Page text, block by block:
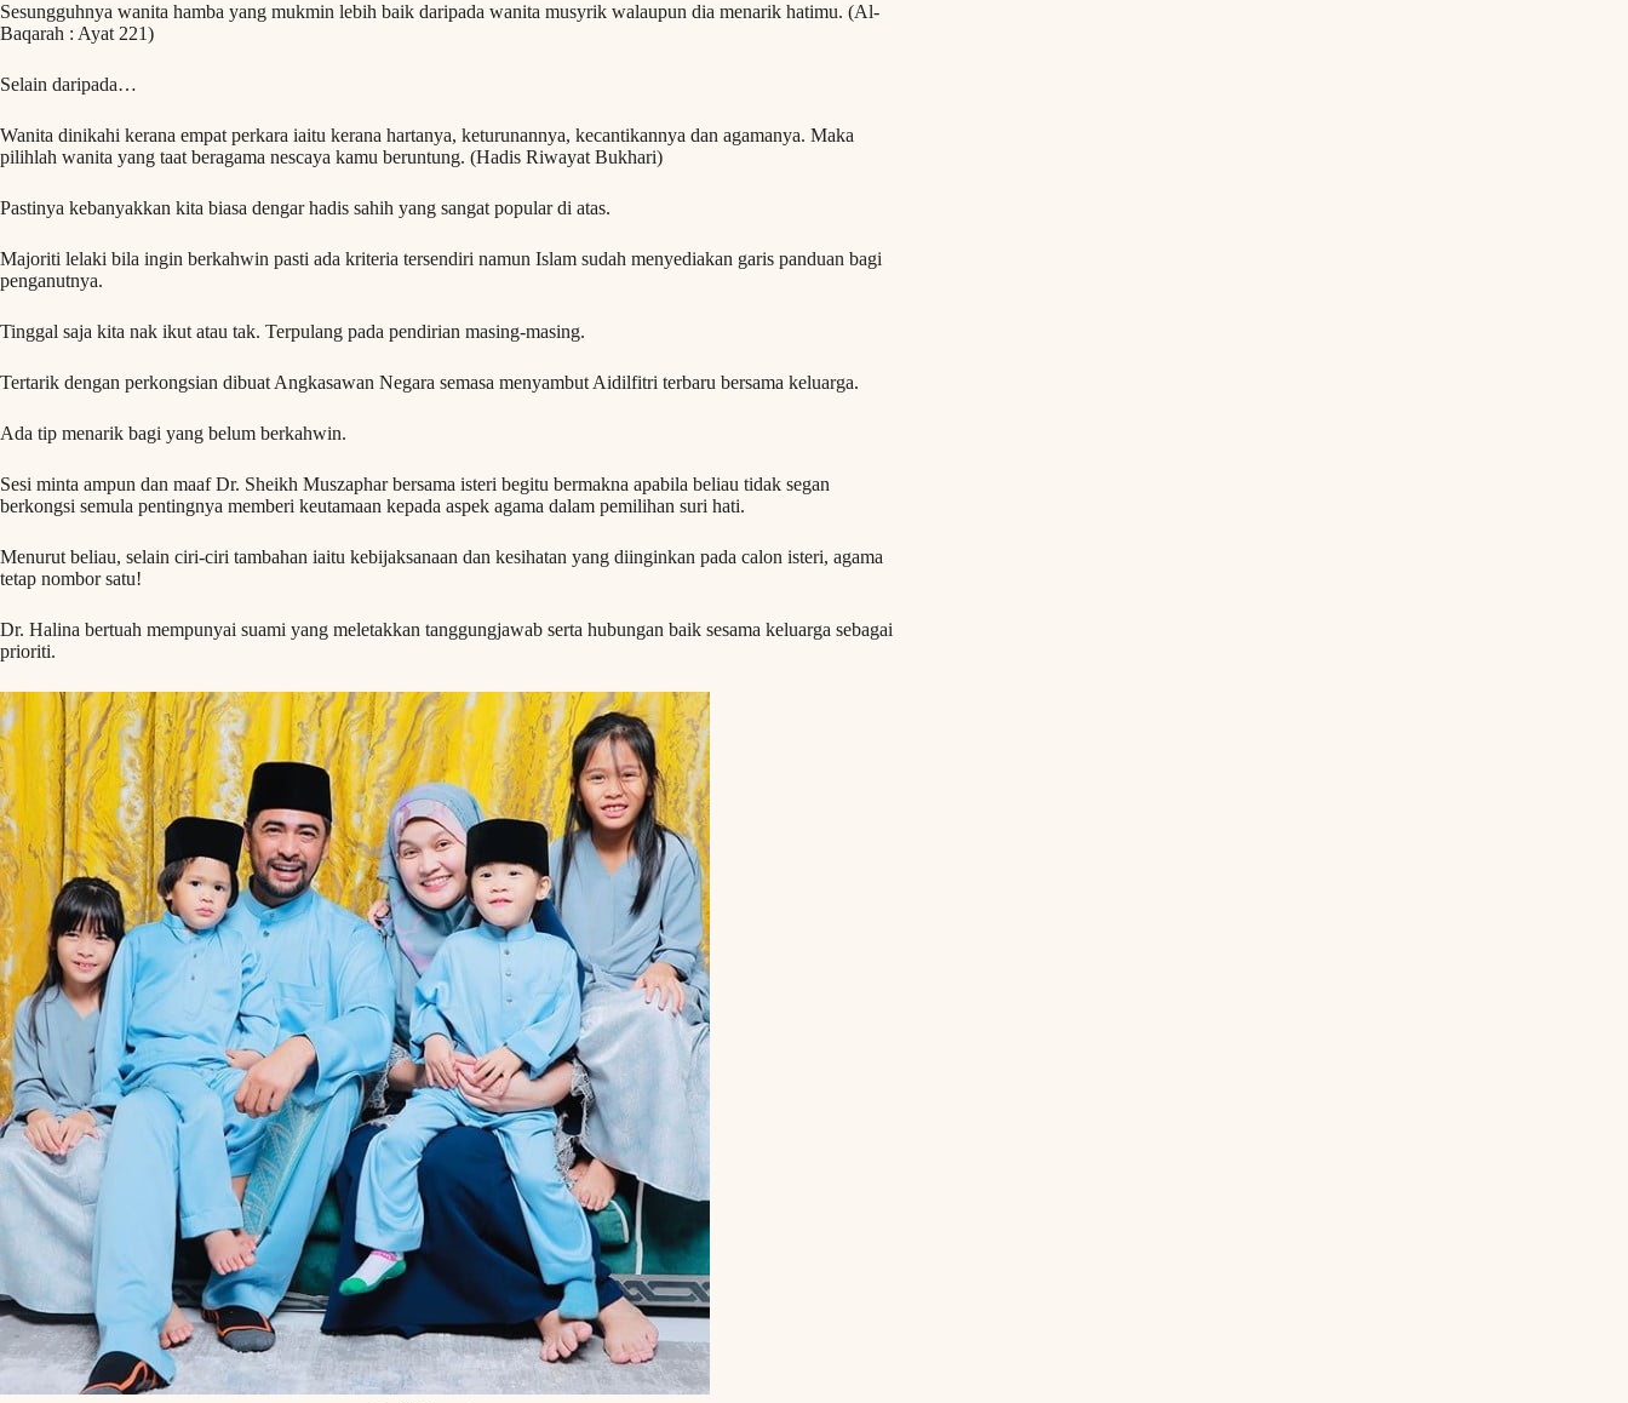
Sesungguhnya wanita hamba yang mukmin lebih baik daripada wanita musyrik walaupun dia menarik hatimu. (Al-
Baqarah : Ayat 221)
Selain daripada…
Wanita dinikahi kerana empat perkara iaitu kerana hartanya, keturunannya, kecantikannya dan agamanya. Maka
pilihlah wanita yang taat beragama nescaya kamu beruntung. (Hadis Riwayat Bukhari)
Pastinya kebanyakkan kita biasa dengar hadis sahih yang sangat popular di atas.
Majoriti lelaki bila ingin berkahwin pasti ada kriteria tersendiri namun Islam sudah menyediakan garis panduan bagi
penganutnya.
Tinggal saja kita nak ikut atau tak. Terpulang pada pendirian masing-masing.
Tertarik dengan perkongsian dibuat Angkasawan Negara semasa menyambut Aidilfitri terbaru bersama keluarga.
Ada tip menarik bagi yang belum berkahwin.
Sesi minta ampun dan maaf Dr. Sheikh Muszaphar bersama isteri begitu bermakna apabila beliau tidak segan
berkongsi semula pentingnya memberi keutamaan kepada aspek agama dalam pemilihan suri hati.
Menurut beliau, selain ciri-ciri tambahan iaitu kebijaksanaan dan kesihatan yang diinginkan pada calon isteri, agama
tetap nombor satu!
Dr. Halina bertuah mempunyai suami yang meletakkan tanggungjawab serta hubungan baik sesama keluarga sebagai
prioriti.